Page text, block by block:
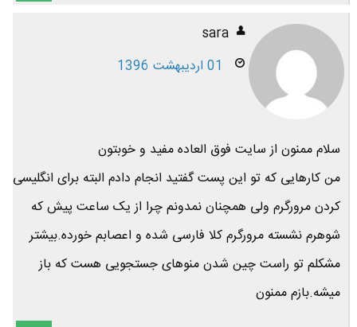
sara
01 اردیبهشت 1396
سلام ممنون از سایت فوق العاده مفید و خوبتون
من کارهایی که تو این پست گفتید انجام دادم البته برای انگلیسی
کردن مرورگرم ولی همچنان نمدونم چرا از یک ساعت پیش که
شوهرم نشسته مرورگرم کلا فارسی شده و اعصابم خورده.بیشتر
مشکلم تو راست چین شدن منوهای جستجویی هست که باز
میشه.بازم ممنون